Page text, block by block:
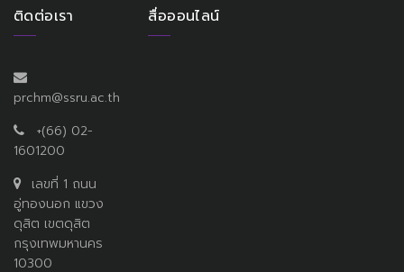
ติดต่อเรา
prchm@ssru.ac.th
+(66) 02-
1601200
เลขที่ 1 ถนน
อู่ทองนอก แขวง
ดุสิต เขตดุสิต
กรุงเทพมหานคร
10300
สื่อออนไลน์